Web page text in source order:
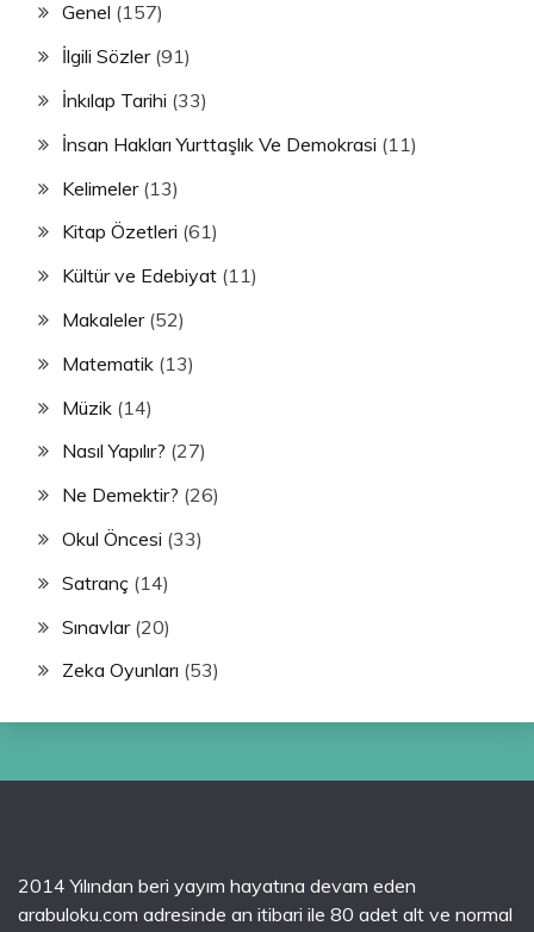
Genel (157)
İlgili Sözler(91)
İnkılap Tarihi (33)
İnsan Hakları Yurttaşlık Ve Demokrasi (11)
Kelimeler(13)
Kitap Özetleri (61)
Kültür ve Edebiyat (11)
Makaleler(52)
Matematik (13)
Müzik (14)
Nasıl Yapılır? (27)
Ne Demektir? (26)
Okul Öncesi (33)
Satranç (14)
Sınavlar(20)
Zeka Oyunları (53)
2014 Yılından beri yayım hayatına devam eden
arabuloku.com adresinde an itibari ile 80 adet alt ve normal